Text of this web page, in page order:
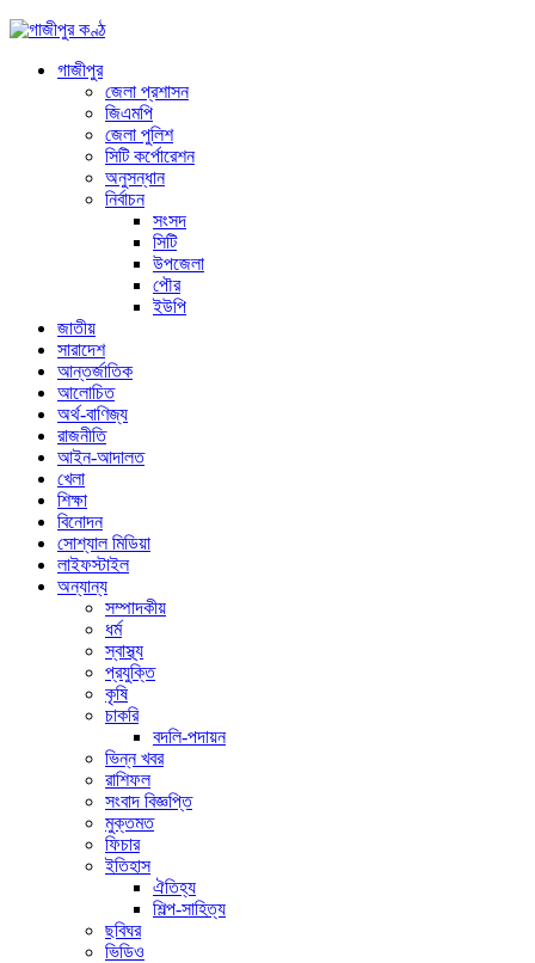
গাজীপুর
জেলা প্রশাসন
জিএমপি
জেলা পুলিশ
সিটি কর্পোরেশন
অনুসন্ধান
নির্বাচন
সংসদ
সিটি
উপজেলা
পৌর
ইউপি
জাতীয়
সারাদেশ
আন্তর্জাতিক
আলোচিত
অর্থ-বাণিজ্য
রাজনীতি
আইন-আদালত
খেলা
শিক্ষা
বিনোদন
সোশ্যাল মিডিয়া
লাইফস্টাইল
অন্যান্য
সম্পাদকীয়
ধর্ম
স্বাস্থ্য
প্রযুক্তি
কৃষি
চাকরি
বদলি-পদায়ন
ভিন্ন খবর
রাশিফল
সংবাদ বিজ্ঞপ্তি
মুক্তমত
ফিচার
ইতিহাস
ঐতিহ্য
শিল্প-সাহিত্য
ছবিঘর
ভিডিও